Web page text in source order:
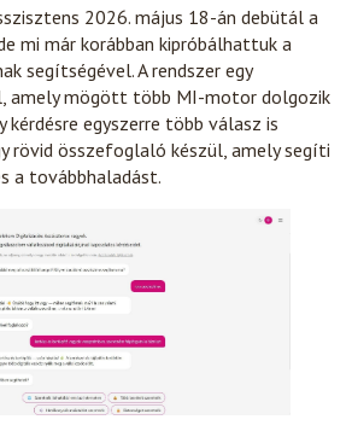
2026. május 18-án debütál a
mi már korábban kipróbálhattuk a
segítségével. A rendszer egy
amely mögött több MI-motor dolgozik
kérdésre egyszerre több válasz is
rövid összefoglaló készül, amely segíti
a továbbhaladást.